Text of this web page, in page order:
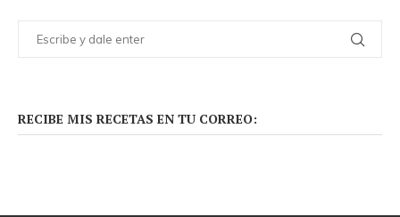
RECIBE MIS RECETAS EN TU CORREO: